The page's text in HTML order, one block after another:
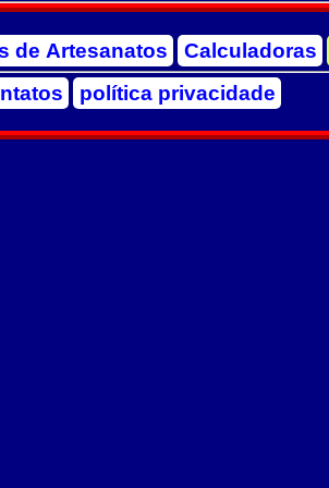
de Artesanatos Calculadoras
política privacidade